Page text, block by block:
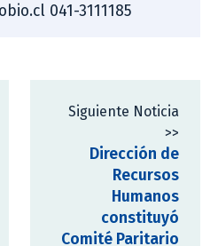
041-3111185
Siguiente Noticia
>>
Dirección de
Recursos
Humanos
constituyó
Comité Paritario